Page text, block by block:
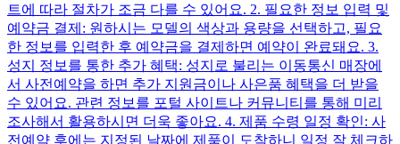
트에 따라 절차가 조금 다를 수 있어요. 2. 필요한 정보 입력 및
예약금 결제: 원하시는 모델의 색상과 용량을 선택하고, 필요
한 정보를 입력한 후 예약금을 결제하면 예약이 완료돼요. 3.
성지 정보를 통한 추가 혜택: 성지로 불리는 이동통신 매장에
서 사전예약을 하면 추가 지원금이나 사은품 혜택을 더 받을
수 있어요. 관련 정보를 포털 사이트나 커뮤니티를 통해 미리
조사해서 활용하시면 더욱 좋아요. 4. 제품 수령 일정 확인: 사
전예약 후에는 지정된 날짜에 제품이 도착하니 일정 잘 체크하